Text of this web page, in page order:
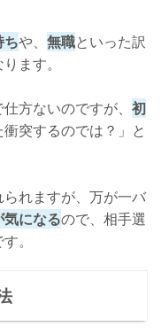
ちや、 無職といった訳
ます。
方ないのですが、 初
突するのでは？」と
れますが、万が一バ
になるので、相手選
。